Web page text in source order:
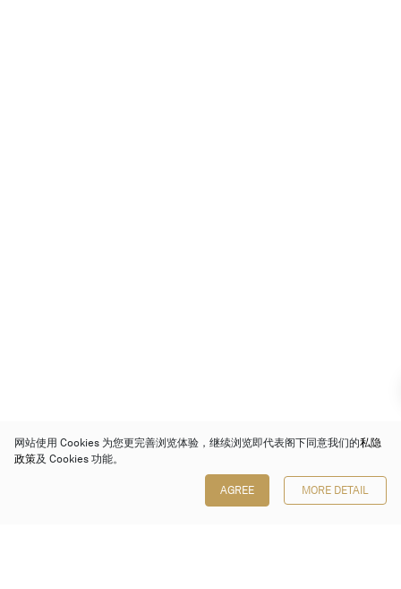
网站使用 Cookies 为您更完善浏览体验，继续浏览即代表阁下同意我们的私隐
政策及 Cookies 功能。
AGREE MORE DETAIL